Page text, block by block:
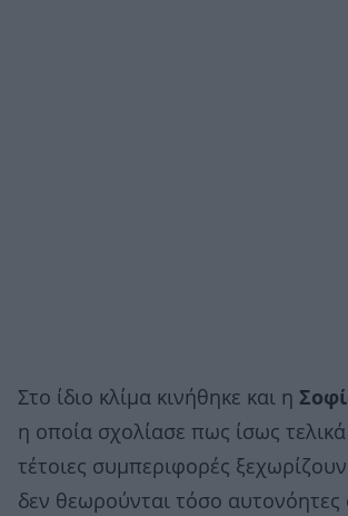
Στο ίδιο κλίμα κινήθηκε και η
η οποία σχολίασε πως ίσως
τέτοιες συμπεριφορές ξεχωρίζουν
δεν θεωρούνται τόσο